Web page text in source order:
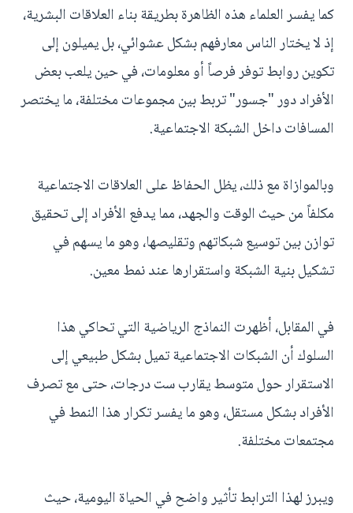
كما يفسر العلماء هذه الظاهرة بطريقة بناء العلاقات البشرية،
إذ لا يختار الناس معارفهم بشكل عشوائي، بل يميلون إلى
تكوين روابط توفر فرصاً أو معلومات، في حين يلعب بعض
الأفراد دور "جسور" تربط بين مجموعات مختلفة، ما يختصر
المسافات داخل الشبكة الاجتماعية.
وبالموازاة مع ذلك، يظل الحفاظ على العلاقات الاجتماعية
مكلفاً من حيث الوقت والجهد، مما يدفع الأفراد إلى تحقيق
توازن بين توسيع شبكاتهم وتقليصها، وهو ما يسهم في
تشكيل بنية الشبكة واستقرارها عند نمط معين.
في المقابل، أظهرت النماذج الرياضية التي تحاكي هذا
السلوك أن الشبكات الاجتماعية تميل بشكل طبيعي إلى
الاستقرار حول متوسط يقارب ست درجات، حتى مع تصرف
الأفراد بشكل مستقل، وهو ما يفسر تكرار هذا النمط في
مجتمعات مختلفة.
ويبرز لهذا الترابط تأثير واضح في الحياة اليومية، حيث